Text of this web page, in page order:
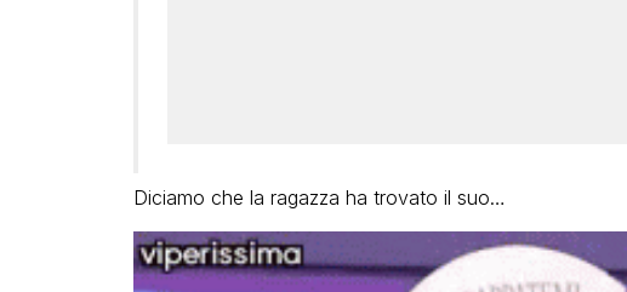
Diciamo che la ragazza ha trovato il suo…